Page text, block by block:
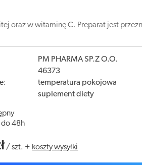
oraz w witaminę C. Preparat jest
PM PHARMA SP.Z O.O.
46373
temperatura pokojowa
suplement diety
do 48h
/szt. + koszty wysyłki